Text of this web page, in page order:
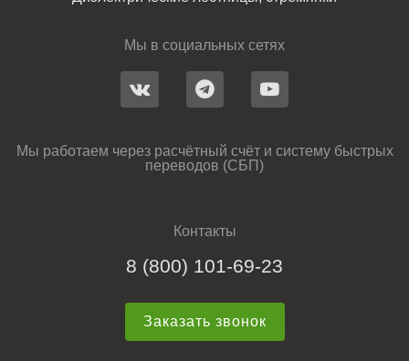
Мы в социальных сетях
Мы работаем через расчётный счёт и систему быстрых
переводов (СБП)
Контакты
8 (800) 101-69-23
Заказать звонок